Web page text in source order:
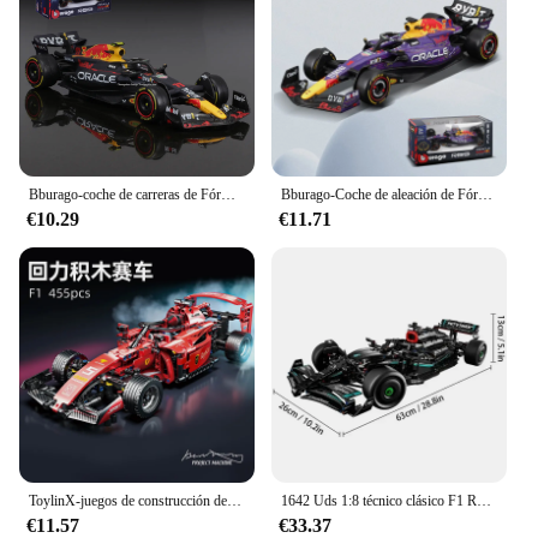
Bburago-coche de carreras de Fórmula 1:43 2023 RB19 #1 #11 Red Bull F1, simulación estática, aleación fundida a presión
€10.29
Bburago-Coche de aleación de Fórmula 1, modelo de coche fundido a presión, 1:43, 2023, nuevo equipo McLaren F1, MCL60 4 # Lando Norris 81 # Oscar Piastri
€11.71
ToylinX-juegos de construcción de coches MOC, bloques de construcción de automóviles con Control remoto, modelo coleccionable, Kits de coches, juguetes de construcción
€11.57
1642 Uds 1:8 técnico clásico F1 Racing 42171 bloques de construcción de rendimiento técnico Kit de modelos de supercoche DIY juguetes regalos para niños
€33.37